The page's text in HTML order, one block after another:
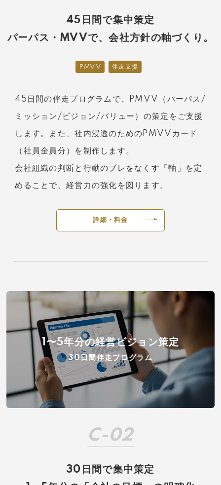
45日間で集中策定
パーパス・MVVで、会社方針の軸づくり。
PMVV 伴走支援
45日間の伴走プログラムで、PMVV（パーパス/
ミッション/ビジョン/バリュー）の策定をご支援
します。また、社内浸透のためのPMVVカード
（社員全員分）を制作します。
会社組織の判断と行動のブレをなくす「軸」を定
めることで、経営力の強化を図ります。
詳細・料金
1〜5年分の経営ビジョン策定
30日間伴走プログラム
C-02
30日間で集中策定